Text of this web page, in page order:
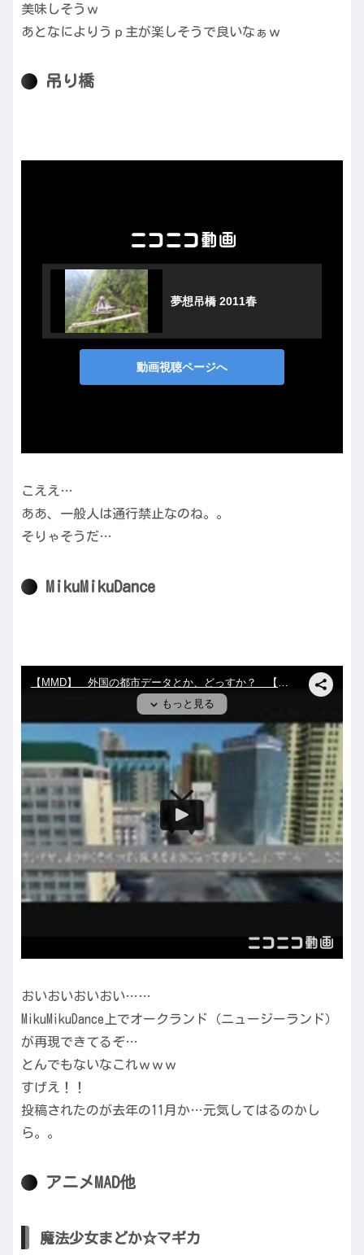
美味しそうｗ
あとなによりうｐ主が楽しそうで良いなぁｗ
吊り橋
こええ…
ああ、一般人は通行禁止なのね。。
そりゃそうだ…
MikuMikuDance
おいおいおいおい……
MikuMikuDance上でオークランド（ニュージーランド）
が再現できてるぞ…
とんでもないなこれｗｗｗ
すげえ！！
投稿されたのが去年の11月か…元気してはるのかし
ら。。
アニメMAD他
魔法少女まどか☆マギカ